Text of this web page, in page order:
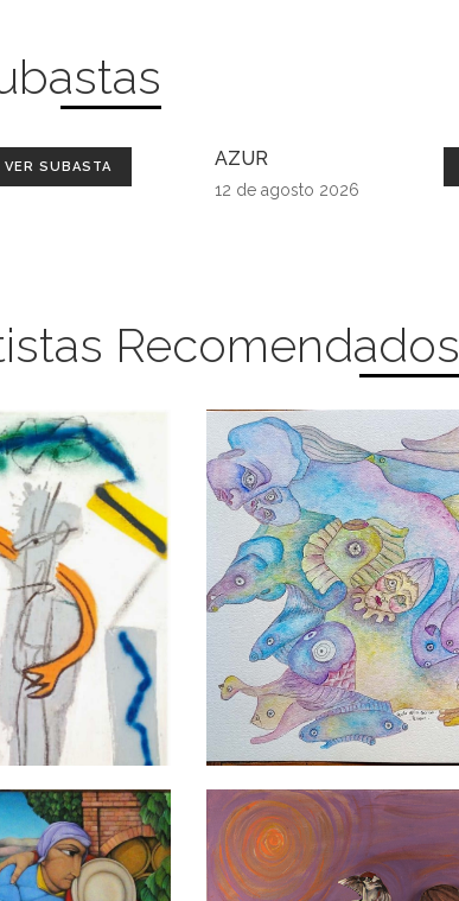
VER SUBASTA AZUR
12 de agosto 2026
Recomendados